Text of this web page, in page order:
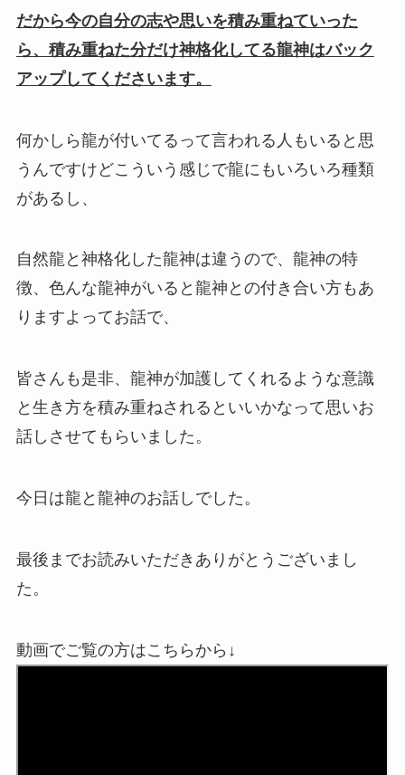
だから今の自分の志や思いを積み重ねていった
ら、積み重ねた分だけ神格化してる龍神はバック
アップしてくださいます。
何かしら龍が付いてるって言われる人もいると思
うんですけどこういう感じで龍にもいろいろ種類
があるし、
自然龍と神格化した龍神は違うので、龍神の特
徴、色んな龍神がいると 龍神との付き合い方もあ
りますよってお話で、
皆さんも是非、龍神が加護してくれるような意識
と生き方を積み重ねされるといいかなって思いお
話しさせてもらいました。
今日は龍と龍神のお話しでした。
最後までお読みいただきありがとうございまし
た。
動画でご覧の方はこちらから↓